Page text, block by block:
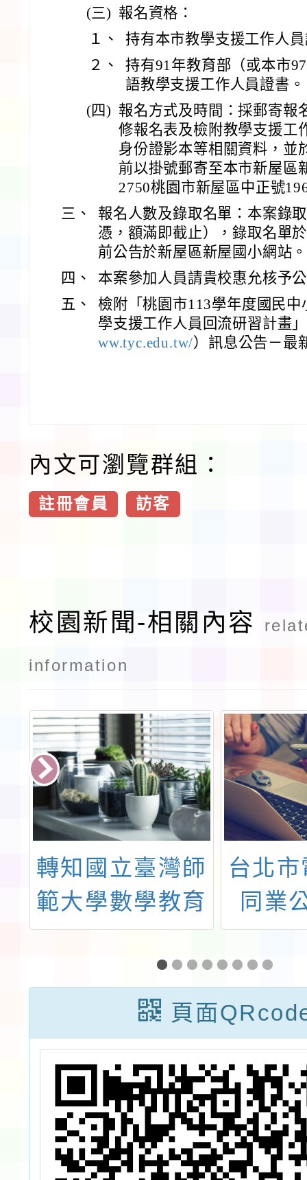
(三) 報名資格：
１、
持有本市教學支援工作人
２、
持有91年教育部（或本市
語教學支援工作人員證書。
(四) 報名方式及時間：採郵寄報
修報名表及檢附教學支援工
身份證影本等相關資料，並
前以掛號郵寄至本市新屋區
2750桃園市新屋區中正號
三、
報名人數及錄取名單：本案錄
憑，額滿即截止），錄取名單
前公告於新屋區新屋國小網站。
四、
本案參加人員請貴校惠允核予
五、
檢附「桃園市113學年度國民
學支援工作人員回流研習計畫
ww.tyc.edu.tw/）訊息公告－最
內文可瀏覽群組：
註冊會員 訪客
校園新聞-相關內容
information
轉知國立臺灣師
範大學數學教育
中心執行「113
學年度第1學期
好好玩數學營平
日週末班」之申
請公告1份
台北
同業
「
育科
頁面